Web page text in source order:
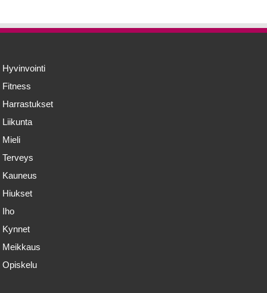
Hyvinvointi
Fitness
Harrastukset
Liikunta
Mieli
Terveys
Kauneus
Hiukset
Iho
Kynnet
Meikkaus
Opiskelu